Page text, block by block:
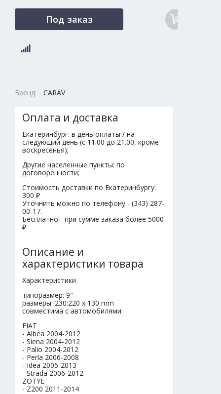
Под заказ
Бренд: CARAV
Оплата и доставка
Екатеринбург: в день оплаты / на
следующий день (с 11.00 до 21.00, кроме
воскресенья);
Другие населенные пункты: по
договоренности;
Стоимость доставки по Екатеринбургу:
300 ₽
Уточнить можно по телефону - (343) 287-
00-17.
Бесплатно - при сумме заказа более 5000
₽
Описание и
характеристики товара
Характеристики
типоразмер: 9"
размеры: 230:220 x 130 mm
совместима с автомобилями:
FIAT
- Albea 2004-2012
- Siena 2004-2012
- Palio 2004-2012
- Perla 2006-2008
- Idea 2005-2013
- Strada 2006-2012
ZOTYE
- Z200 2011-2014